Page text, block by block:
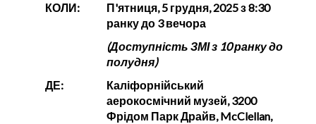
КОЛИ:
П'ятниця, 5 грудня, 2025 з 8:30
ранку до 3 вечора
(Доступність ЗМІ з 10 ранку до
полудня)
ДЕ:
Каліфорнійський
аерокосмічний музей, 3200
Фрідом Парк Драйв, McClellan,